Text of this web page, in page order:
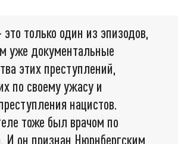
только один из эпизодов,
уже документальные
этих преступлений,
по своему ужасу и
нацистов.
тоже был врачом по
И он признан Нюрнбергским